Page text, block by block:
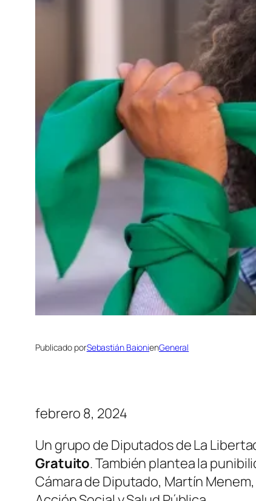
Publicado porSebastián BaionienGeneral
febrero 8, 2024
Un grupo de Diputados de La
Gratuito. También plantea la
Cámara de Diputado, Martín